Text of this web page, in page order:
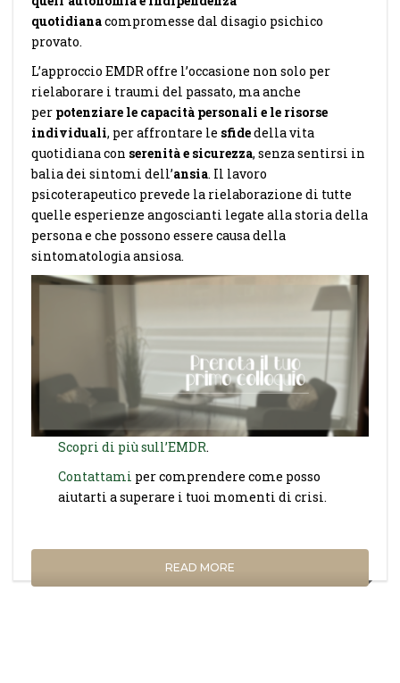
quotidianacompromesse dal disagio psichico
provato.
L’approccio EMDR offre l’occasione non solo per
rielaborare i traumi del passato, ma anche
per potenziare le capacità personali e le risorse
individuali, per affrontare le sfidedella vita
quotidiana con serenità e sicurezza, senza sentirsi in
balia dei sintomi dell’ansia. Il lavoro
psicoterapeutico prevede la rielaborazione di tutte
quelle esperienze angoscianti legate alla storia della
persona e che possono essere causa della
sintomatologia ansiosa.
Scopri di più sull’EMDR.
Contattami per comprendere come posso
aiutarti a superare i tuoi momenti di crisi.
READ MORE